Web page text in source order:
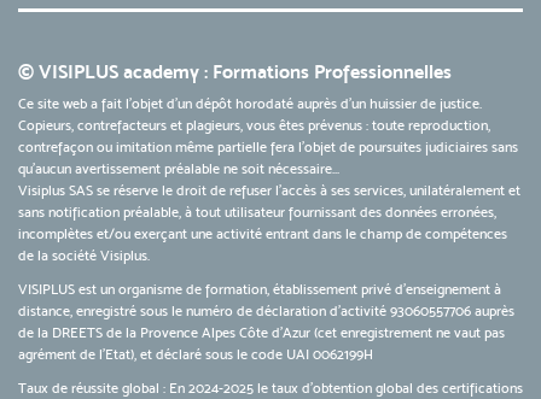
© VISIPLUS academy : Formations Professionnelles
Ce site web a fait l'objet d'un dépôt horodaté auprès d'un huissier de justice.
Copieurs, contrefacteurs et plagieurs, vous êtes prévenus : toute reproduction,
contrefaçon ou imitation même partielle fera l'objet de poursuites judiciaires sans
qu’aucun avertissement préalable ne soit nécessaire...
Visiplus SAS se réserve le droit de refuser l'accès à ses services, unilatéralement et
sans notification préalable, à tout utilisateur fournissant des données erronées,
incomplètes et/ou exerçant une activité entrant dans le champ de compétences
de la société Visiplus.
VISIPLUS est un organisme de formation, établissement privé d’enseignement à
distance, enregistré sous le numéro de déclaration d’activité 93060557706 auprès
de la DREETS de la Provence Alpes Côte d’Azur (cet enregistrement ne vaut pas
agrément de l’Etat), et déclaré sous le code UAI 0062199H
Taux de réussite global : En 2024-2025 le taux d'obtention global des certifications